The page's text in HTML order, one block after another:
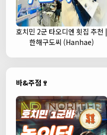
호치민 2군 타오디엔 횟집 추천 |
한해구도씨 (Hanhae)
바&주점🍷